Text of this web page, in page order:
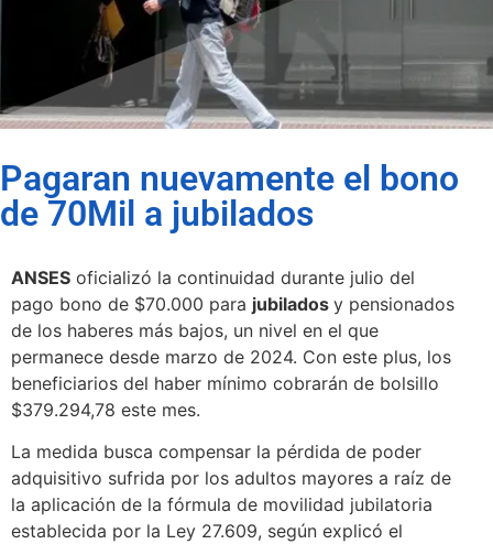
Pagaran nuevamente el bono
de 70Mil a jubilados
ANSES oficializó la continuidad durante julio del
pago bono de $70.000 para jubilados y pensionados
de los haberes más bajos, un nivel en el que
permanece desde marzo de 2024. Con este plus, los
beneficiarios del haber mínimo cobrarán de bolsillo
$379.294,78 este mes.
La medida busca compensar la pérdida de poder
adquisitivo sufrida por los adultos mayores a raíz de
la aplicación de la fórmula de movilidad jubilatoria
establecida por la Ley 27.609, según explicó el